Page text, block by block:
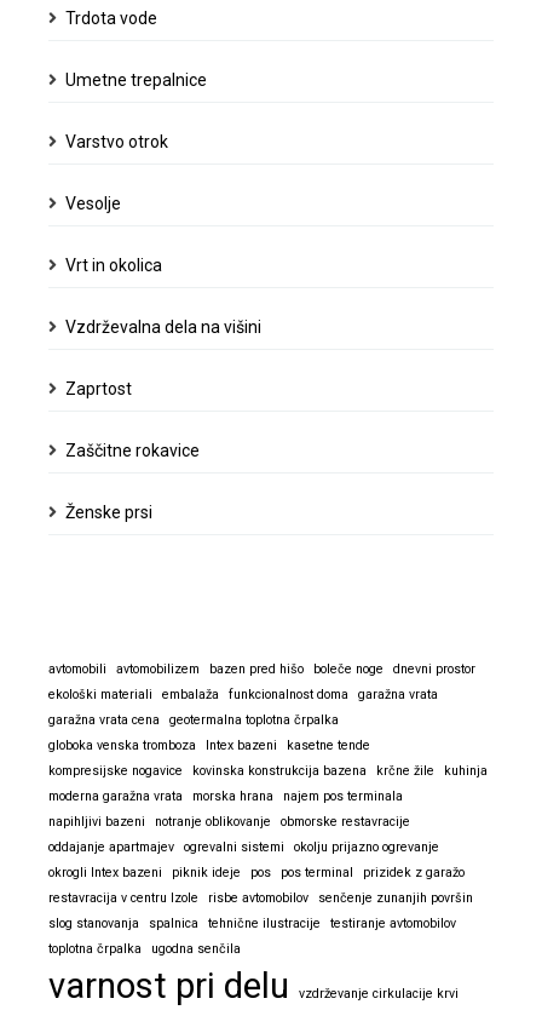
Trdota vode
Umetne trepalnice
Varstvo otrok
Vesolje
Vrt in okolica
Vzdrževalna dela na višini
Zaprtost
Zaščitne rokavice
Ženske prsi
avtomobili avtomobilizem bazen pred hišo boleče noge
dnevni prostor
ekološki materiali
embalaža funkcionalnost doma
garažna vrata
garažna vrata cena
geotermalna toplotna črpalka
globoka venska tromboza
Intex bazeni
kasetne tende
kompresijske nogavice
kovinska konstrukcija bazena krčne žile
kuhinja
moderna garažna vrata
morska hrana
najem pos terminala
napihljivi bazeni
notranje oblikovanje
obmorske restavracije
oddajanje apartmajev
ogrevalni sistemi
okolju prijazno ogrevanje
okrogli Intex bazeni
piknik ideje pos pos terminal
prizidek z garažo
restavracija v centru Izole
risbe avtomobilov
senčenje zunanjih površin
slog stanovanja
spalnica tehnične ilustracije
testiranje avtomobilov
toplotna črpalka
ugodna senčila
varnost pri delu vzdrževanje cirkulacije krvi